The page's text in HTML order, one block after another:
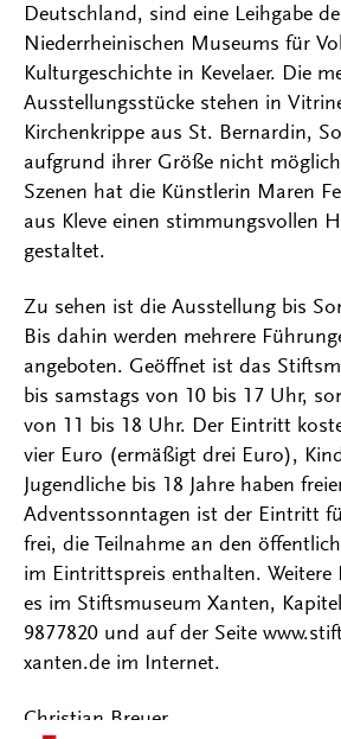
Deutschland, sind eine Leihgabe
Niederrheinischen Museums für
Kulturgeschichte in Kevelaer. Die
Ausstellungsstücke stehen in
Kirchenkrippe aus St. Bernardin,
aufgrund ihrer Größe nicht
Szenen hat die Künstlerin Maren
aus Kleve einen stimmungsvollen
gestaltet.
Zu sehen ist die Ausstellung bis
Bis dahin werden mehrere
angeboten. Geöffnet ist das
bis samstags von 10 bis 17 Uhr,
von 11 bis 18 Uhr. Der Eintritt
vier Euro (ermäßigt drei Euro),
Jugendliche bis 18 Jahre haben
Adventssonntagen ist der Eintritt
frei, die Teilnahme an den
im Eintrittspreis enthalten.
es im Stiftsmuseum Xanten,
9877820 und auf der Seite
xanten.de im Internet.
Christian Breuer